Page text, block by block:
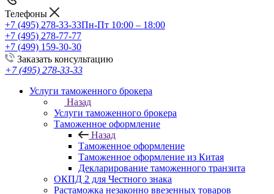
Телефоны
+7 (495) 278-33-33Пн-Пт 10:00 – 18:00
+7 (495) 278-77-77
+7 (499) 159-30-30
Заказать консультацию
+7 (495) 278-33-33
Услуги таможенного брокера
Назад
Услуги таможенного брокера
Таможенное оформление
Назад
Таможенное оформление
Таможенное оформление из Китая
Декларирование таможенного транзита
ОКПД 2 для Честного знака
Растаможка незаконно ввезенных товаров